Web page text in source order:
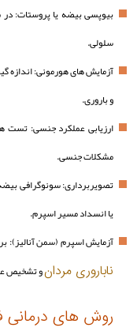
بیوپسی بیضه یا پروستات:
سلولی.
آزمایش‌ های هورمونی: اندازه‌
و باروری.
ارزیابی عملکرد جنسی: تست‌
مشکلات جنسی.
تصویربرداری: سونوگرافی
یا انسداد مسیر اسپرم.
آزمایش اسپرم (سمن آنالیز):
ناباروری مردانو تشخیص
روش های